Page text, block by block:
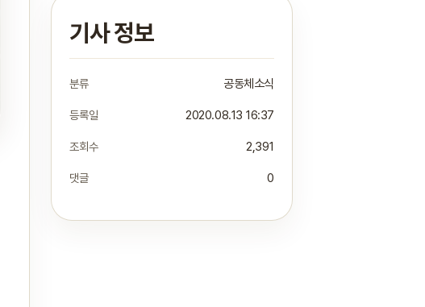
기사 정보
분류 공동체소식
등록일 2020.08.13 16:37
조회수 2,391
댓글 0